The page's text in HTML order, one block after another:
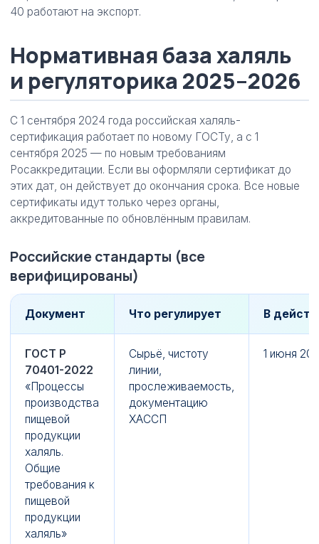
40 работают на экспорт.
Нормативная база халяль
и регуляторика 2025–2026
С 1 сентября 2024 года российская халяль-
сертификация работает по новому ГОСТу, а с 1
сентября 2025 — по новым требованиям
Росаккредитации. Если вы оформляли сертификат до
этих дат, он действует до окончания срока. Все новые
сертификаты идут только через органы,
аккредитованные по обновлённым правилам.
Российские стандарты (все
верифицированы)
Документ Что регулирует В
ГОСТ Р
70401-2022
«Процессы
производства
пищевой
продукции
халяль.
Общие
требования к
пищевой
продукции
халяль»
Сырьё, чистоту
линии,
прослеживаемость,
документацию
ХАССП
1 июня